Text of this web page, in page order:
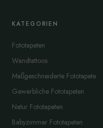
KATEGORIEN
Fototapeten
Wandtattoos
Maßgeschneiderte Fototapete
Gewerbliche Fototapeten
Natur Fototapeten
Babyzimmer Fototapeten